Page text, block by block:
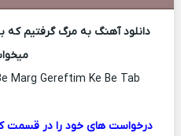
دانلود آهنگ به مرگ گرفتیم
Marg Gereftim Ke Be Tab
درخواست های خود را در قسمت